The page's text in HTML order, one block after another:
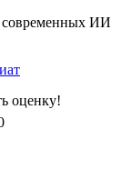
современных ИИ
оценку!